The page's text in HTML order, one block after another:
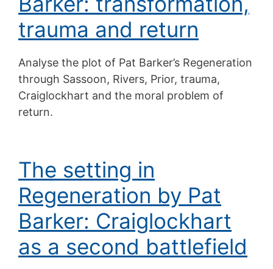
trauma and return
Analyse the plot of Pat Barker’s Regeneration
through Sassoon, Rivers, Prior, trauma,
Craiglockhart and the moral problem of
return.
The setting in
Regeneration by Pat
Barker: Craiglockhart
as a second battlefield